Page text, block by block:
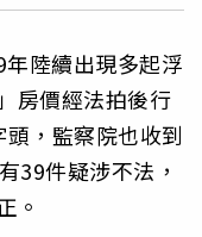
陸續出現多起浮
房價經法拍後行
，監察院也收到
39件疑涉不法，
。